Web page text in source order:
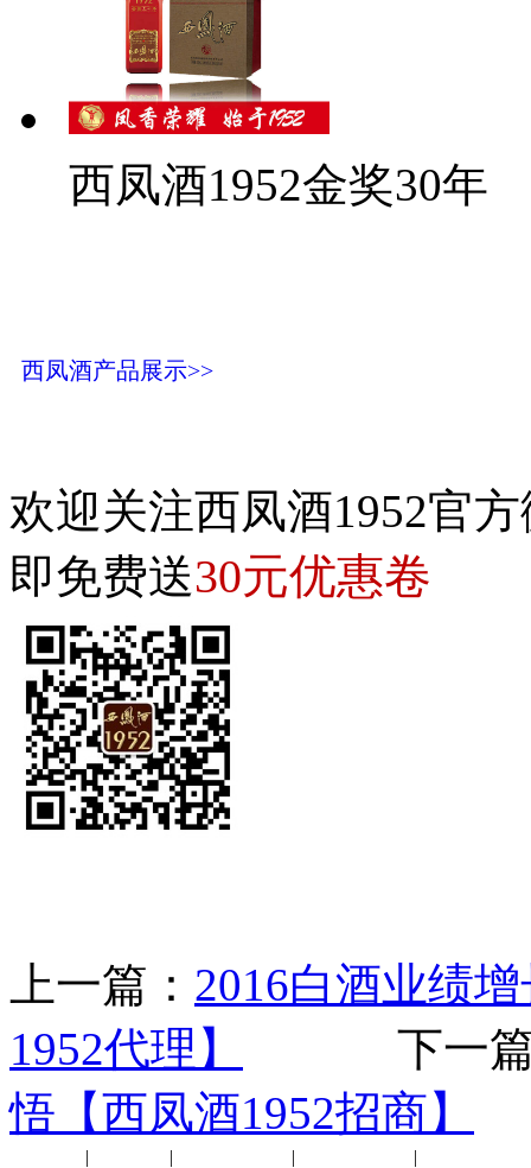
西凤酒1952金奖30年
西凤酒产品展示>>
欢迎关注西凤酒1952官
即免费送30元优惠卷
上一篇： 2016白酒业绩
1952代理】
下一篇
悟【西凤酒1952招商】
| | | |